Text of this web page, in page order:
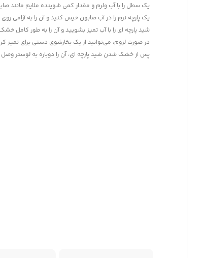
یک سطل را با آب ولرم و مقدار کمی شوینده ملایم مانند
یک پارچه نرم را در آب صابون خیس کنید و آن را به آرامی
شید پارچه ای را با آب تمیز بشویید و آن را به طور کامل
در صورت لزوم، می‌توانید از یک بخارشوی دستی برای تمیز
پس از خشک شدن شید پارچه ای، آن را دوباره به لوستر وصل